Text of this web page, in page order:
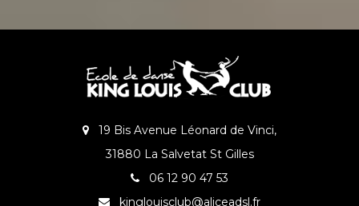
19 Bis Avenue Léonard de Vinci,
31880 La Salvetat St Gilles
06 12 90 47 53
kinglouisclub@aliceadsl.fr